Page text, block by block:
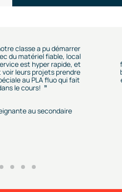
classe a pu démarrer
du matériel fiable, local
est hyper rapide, et
voir leurs projets prendre
au PLA fluo qui fait
le cours!
au secondaire